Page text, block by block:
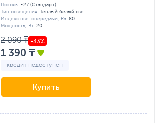
Цоколь: E27 (Стандарт)
Тип освещения: Теплый белый свет
Индекс цветопередачи, Ra: 80
Мощность, Вт: 20
2 090 ₸
1 390 ₸
кредит недоступен
Купить